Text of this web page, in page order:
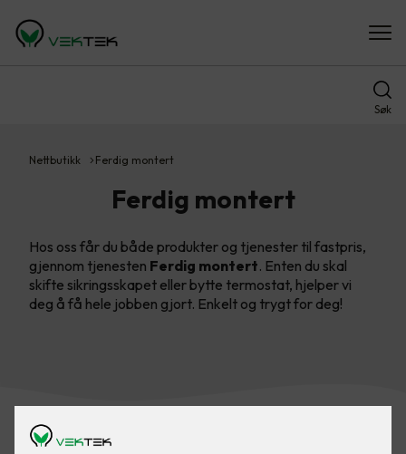
Søk
Nettbutikk Ferdig montert
Ferdig montert
Hos oss får du både produkter og tjenester til fastpris,
gjennom tjenesten Ferdig montert. Enten du skal
skifte sikringsskapet eller bytte termostat, hjelper vi
deg å få hele jobben gjort. Enkelt og trygt for deg!